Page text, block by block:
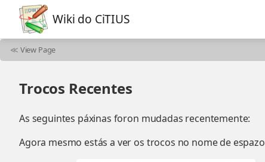
Wiki do CiTIUS
≪ View Page
Trocos Recentes
As seguintes páxinas foron mudadas recentemente:
Agora mesmo estás a ver os trocos no nome de espazo